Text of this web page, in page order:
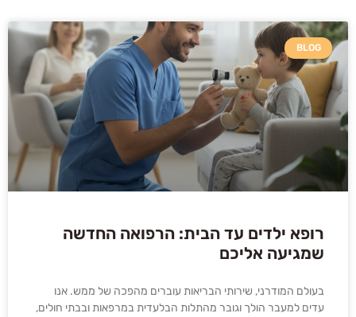
BLOG
רופא ילדים עד הבית: הרפואה החדשה
שמגיעה אליכם
בעולם המודרני, שירותי הבריאות עוברים מהפכה של ממש. אנו
עדים למעבר הולך וגובר מהתלות הבלעדית במרפאות ובבתי חולים,